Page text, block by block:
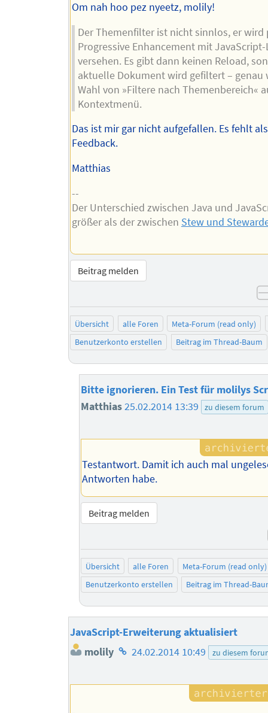
Om nah hoo pez nyeetz, molily!
Der Themenfilter ist nicht sinnlos, er wird
Progressive Enhancement mit
versehen. Es gibt dann keinen Reload,
aktuelle Dokument wird gefiltert – genau
Wahl von »Filtere nach Themenbereich«
Kontextmenü.
Das ist mir gar nicht aufgefallen. Es fehlt
Feedback.
Matthias
--
Der Unterschied zwischen Java und
größer als der zwischen Stew und
Beitrag melden
Übersicht alle Foren
Meta-Forum (read only)
Benutzerkonto erstellen
Beitrag im Thread-Baum
Bitte ignorieren. Ein Test für molilys
Matthias25.02.2014 13:39 zu diesem forum
Testantwort. Damit ich auch mal
Antworten habe.
Beitrag melden
Übersicht alle Foren
Meta-Forum (read only)
Benutzerkonto erstellen
Beitrag im Thread-
JavaScript-Erweiterung aktualisiert
molily Homepage
Autors
24.02.2014 10:49 zu diesem